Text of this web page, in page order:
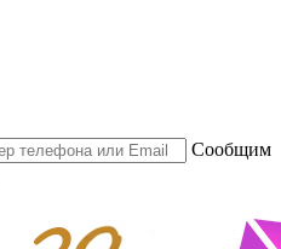
Сообщим